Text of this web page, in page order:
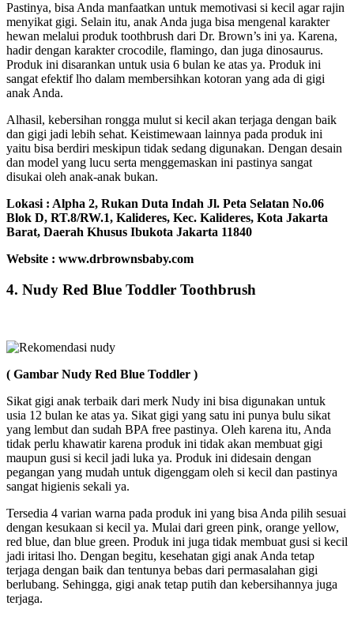
Pastinya, bisa Anda manfaatkan untuk memotivasi si kecil agar rajin
menyikat gigi. Selain itu, anak Anda juga bisa mengenal karakter
hewan melalui produk toothbrush dari Dr. Brown’s ini ya. Karena,
hadir dengan karakter crocodile, flamingo, dan juga dinosaurus.
Produk ini disarankan untuk usia 6 bulan ke atas ya. Produk ini
sangat efektif lho dalam membersihkan kotoran yang ada di gigi
anak Anda.
Alhasil, kebersihan rongga mulut si kecil akan terjaga dengan baik
dan gigi jadi lebih sehat. Keistimewaan lainnya pada produk ini
yaitu bisa berdiri meskipun tidak sedang digunakan. Dengan desain
dan model yang lucu serta menggemaskan ini pastinya sangat
disukai oleh anak-anak bukan.
Lokasi : Alpha 2, Rukan Duta Indah Jl. Peta Selatan No.06
Blok D, RT.8/RW.1, Kalideres, Kec. Kalideres, Kota Jakarta
Barat, Daerah Khusus Ibukota Jakarta 11840
Website : www.drbrownsbaby.com
4. Nudy Red Blue Toddler Toothbrush
( Gambar Nudy Red Blue Toddler )
Sikat gigi anak terbaik dari merk Nudy ini bisa digunakan untuk
usia 12 bulan ke atas ya. Sikat gigi yang satu ini punya bulu sikat
yang lembut dan sudah BPA free pastinya. Oleh karena itu, Anda
tidak perlu khawatir karena produk ini tidak akan membuat gigi
maupun gusi si kecil jadi luka ya. Produk ini didesain dengan
pegangan yang mudah untuk digenggam oleh si kecil dan pastinya
sangat higienis sekali ya.
Tersedia 4 varian warna pada produk ini yang bisa Anda pilih sesuai
dengan kesukaan si kecil ya. Mulai dari green pink, orange yellow,
red blue, dan blue green. Produk ini juga tidak membuat gusi si kecil
jadi iritasi lho. Dengan begitu, kesehatan gigi anak Anda tetap
terjaga dengan baik dan tentunya bebas dari permasalahan gigi
berlubang. Sehingga, gigi anak tetap putih dan kebersihannya juga
terjaga.